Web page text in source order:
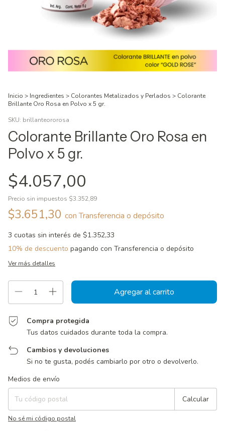
Inicio > Ingredientes > Colorantes Metalizados y Perlados > Colorante
Brillante Oro Rosa en Polvo x 5 gr.
SKU: brillanteororosa
Colorante Brillante Oro Rosa en
Polvo x 5 gr.
$4.057,00
Precio sin impuestos $3.352,89
$3.651,30 con Transferencia o depósito
3 cuotas sin interés de $1.352,33
10% de descuento pagando con Transferencia o depósito
Ver más detalles
Compra protegida
Tus datos cuidados durante toda la compra.
Cambios y devoluciones
Si no te gusta, podés cambiarlo por otro o devolverlo.
Entregas para el CP:
Medios de envío
Calcular
No sé mi código postal